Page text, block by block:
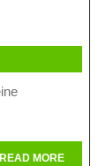
READ MOREREAD